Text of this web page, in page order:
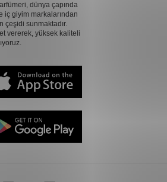
dünya çapında
iç giyim markalarından
çeşidi sunmaktadır.
vererek, yüksek kaliteli